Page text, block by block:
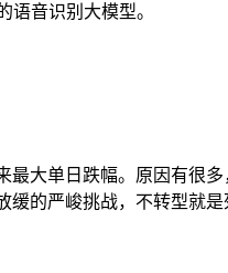
音识别大模型。
最大单日跌幅。原因有很
缓的严峻挑战，不转型就是